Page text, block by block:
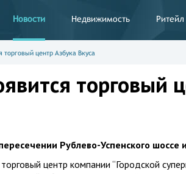
Новости Недвижимость Ритейл
торговый центр Азбука Вкуса
торговый
Рублево-Успенского
центр компании “Городской